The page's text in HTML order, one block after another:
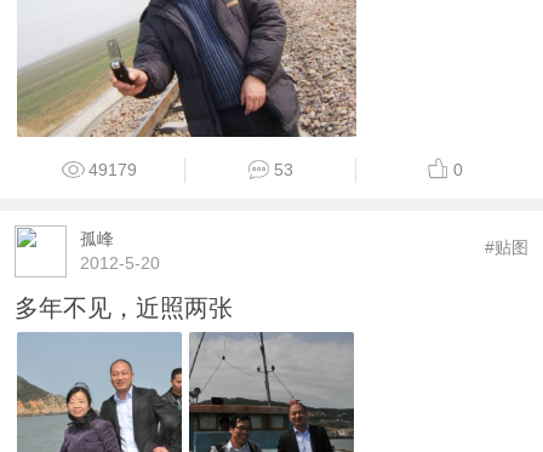
49179 53 0
孤峰
2012-5-20
#贴图
多年不见，近照两张